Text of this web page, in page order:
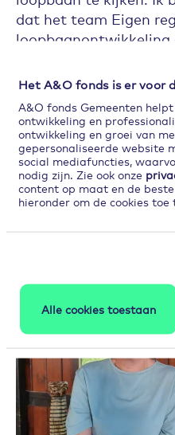
Het A&O fonds is er voor
A&O fonds Gemeenten
ontwikkeling en
ontwikkeling en groei van
gepersonaliseerde website
social mediafuncties,
nodig zijn. Zie ook onze
content op maat en de
hieronder om de cookies toe
Alle cookies toestaan
dat het team Eigen
loopbaanontwikkeling
presenteren.
Wil je ook weten
A&O fonds
de kaart te zetten?
naar ons webinar voor